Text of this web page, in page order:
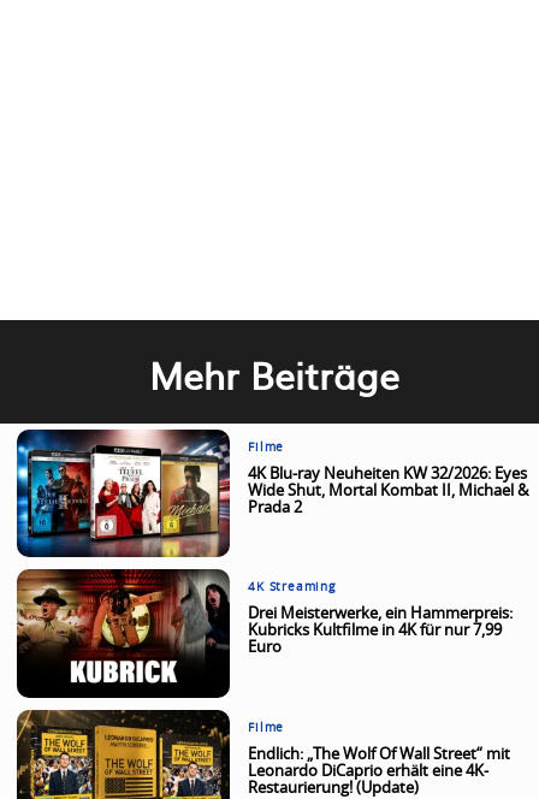
Mehr Beiträge
Filme
4K Blu-ray Neuheiten KW 32/2026: Eyes
Wide Shut, Mortal Kombat II, Michael &
Prada 2
4K Streaming
Drei Meisterwerke, ein Hammerpreis:
Kubricks Kultfilme in 4K für nur 7,99
Euro
Filme
Endlich: „The Wolf Of Wall Street“ mit
Leonardo DiCaprio erhält eine 4K-
Restaurierung! (Update)